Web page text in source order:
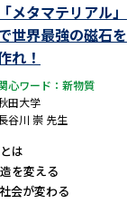
「メタマテリアル」
世界最強の磁⽯を
れ！
心ワード：新物質
田大学
谷川 崇 先生
は
を変える
会が変わる